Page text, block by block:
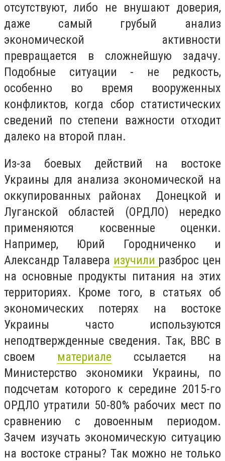
отсутствуют, либо не внушают доверия,
даже самый грубый анализ
экономической активности
превращается в сложнейшую задачу.
Подобные ситуации - не редкость,
особенно во время вооруженных
конфликтов, когда сбор статистических
сведений по степени важности отходит
далеко на второй план.
Из-за боевых действий на востоке
Украины для анализа экономической на
оккупированных районах Донецкой и
Луганской областей (ОРДЛО) нередко
применяются косвенные оценки.
Например, Юрий Городниченко и
Александр Талавера изучили разброс цен
на основные продукты питания на этих
территориях. Кроме того, в статьях об
экономических потерях на востоке
Украины часто используются
неподтвержденные сведения. Так, BBC в
своем материале ссылается на
Министерство экономики Украины, по
подсчетам которого к середине 2015-го
ОРДЛО утратили 50-80% рабочих мест по
сравнению с довоенным периодом.
Зачем изучать экономическую ситуацию
на востоке страны? Так можно не только